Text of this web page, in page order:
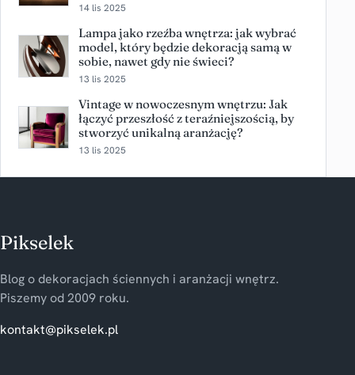
14 lis 2025
Lampa jako rzeźba wnętrza: jak wybrać
model, który będzie dekoracją samą w
sobie, nawet gdy nie świeci?
13 lis 2025
Vintage w nowoczesnym wnętrzu: Jak
łączyć przeszłość z teraźniejszością, by
stworzyć unikalną aranżację?
13 lis 2025
Pikselek
Blog o dekoracjach ściennych i aranżacji wnętrz.
Piszemy od 2009 roku.
kontakt@pikselek.pl